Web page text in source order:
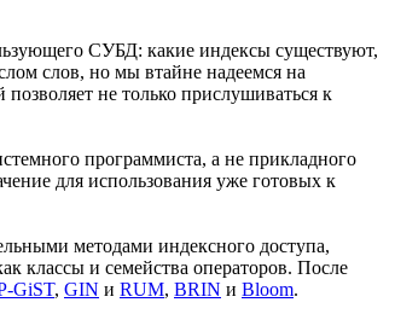
СУБД: какие индексы существуют,
слов, но мы втайне надеемся на
не только прислушиваться к
программиста, а не прикладного
для использования уже готовых к
методами индексного доступа,
классы и семейства операторов. После
GiST, GIN и RUM, BRIN и Bloom.